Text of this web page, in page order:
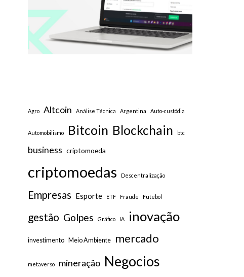
Agro Altcoin Análise Técnica Argentina Auto-custódia
Automobilismo Bitcoin Blockchain btc
business criptomoeda
criptomoedas Descentralização
Empresas Esporte ETF Fraude Futebol
gestão Golpes Gráfico IA inovação
investimento Meio Ambiente mercado
metaverso mineração Negocios